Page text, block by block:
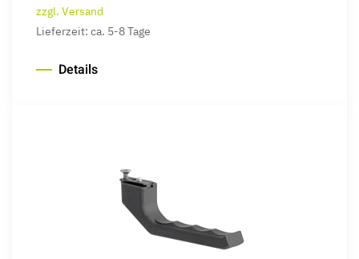
zzgl. Versand
Lieferzeit: ca. 5-8 Tage
Details